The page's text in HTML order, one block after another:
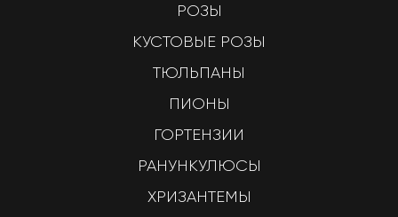
РОЗЫ
КУСТОВЫЕ РОЗЫ
ТЮЛЬПАНЫ
ПИОНЫ
ГОРТЕНЗИИ
РАНУНКУЛЮСЫ
ХРИЗАНТЕМЫ